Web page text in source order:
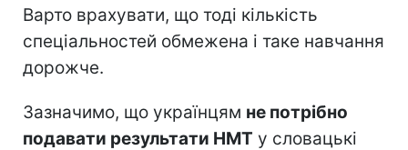
Варто врахувати, що тоді кількість
спеціальностей обмежена і таке навчання
дорожче.
Зазначимо, що українцям не потрібно
подавати результати НМТ у словацькі